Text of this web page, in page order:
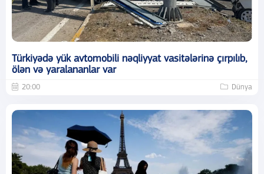
Türkiyədə yük avtomobili nəqliyyat vasitələrinə çırpılıb,
ölən və yaralananlar var
20:00 Dünya